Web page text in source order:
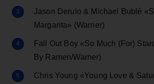
Jason Derulo & Michael Bublé
Margarita» (Warner)
Fall Out Boy «So Much (For)
By Ramen/Warner)
Chris Young «Young Love &